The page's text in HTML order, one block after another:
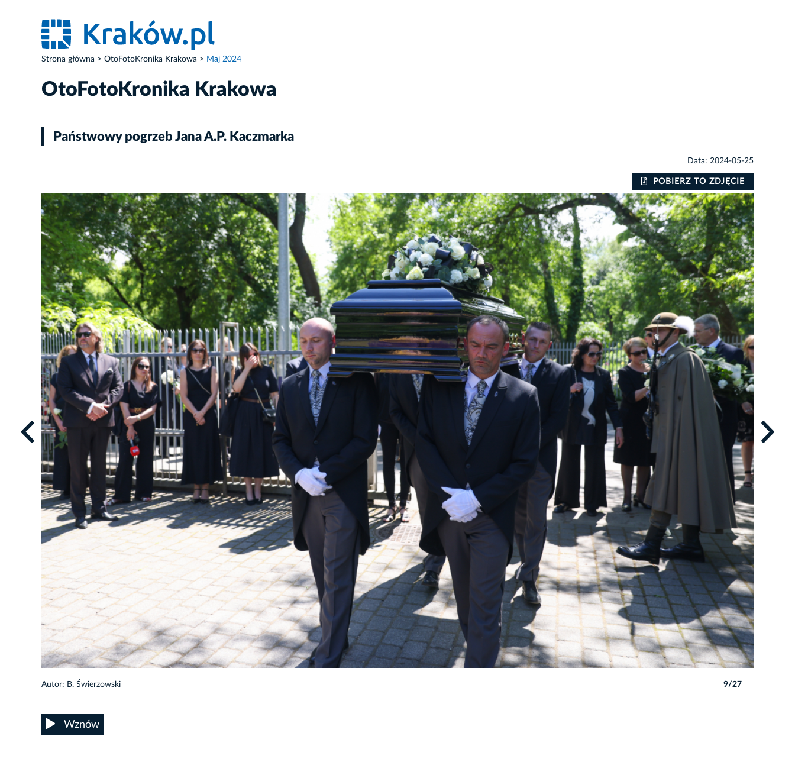
Strona główna OtoFotoKronika Krakowa Maj 2024
OtoFotoKronika Krakowa
Państwowy pogrzeb Jana A.P. Kaczmarka
Data: 2024-05-25
POBIERZ TO ZDJĘCIE
Autor: B. Świerzowski 9/27
Wznów